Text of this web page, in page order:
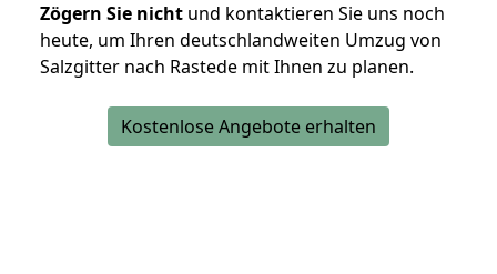
Zögern Sie nicht und kontaktieren Sie uns noch
heute, um Ihren deutschlandweiten Umzug von
Salzgitter nach Rastede mit Ihnen zu planen.
Kostenlose Angebote erhalten